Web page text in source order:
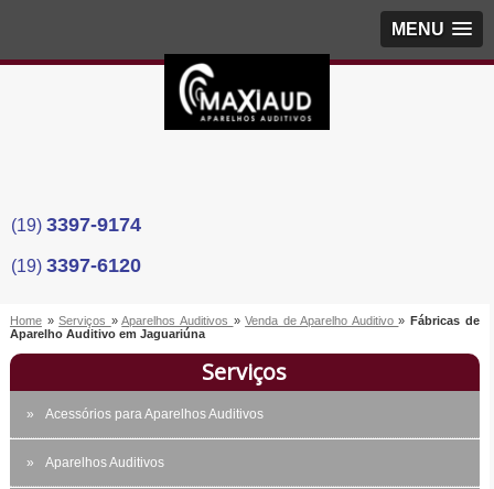
MENU
(19) 3397-9174
(19) 3397-6120
Home »Serviços »Aparelhos Auditivos »Venda de Aparelho Auditivo»Fábricas de
Aparelho Auditivo em Jaguariúna
Serviços
Acessórios para Aparelhos Auditivos
Aparelhos Auditivos